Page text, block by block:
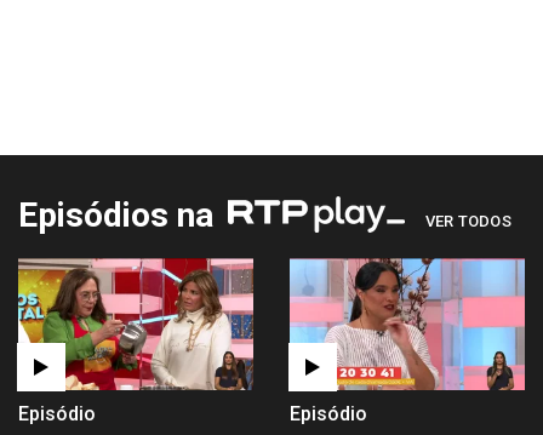
Episódios na VER TODOS
Episódio Episódio